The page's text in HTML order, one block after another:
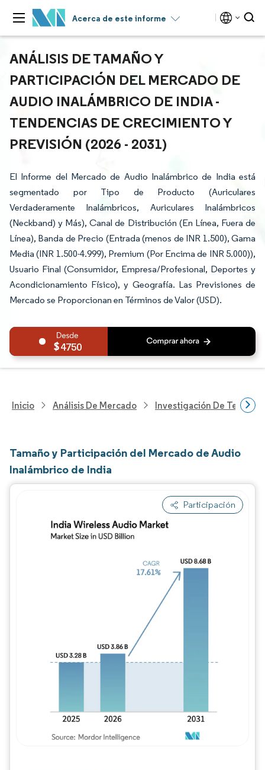
Acerca de este informe
ANÁLISIS DE TAMAÑO Y
PARTICIPACIÓN DEL MERCADO DE
AUDIO INALÁMBRICO DE INDIA -
TENDENCIAS DE CRECIMIENTO Y
PREVISIÓN (2026 - 2031)
El Informe del Mercado de Audio Inalámbrico de India está
segmentado por Tipo de Producto (Auriculares
Verdaderamente Inalámbricos, Auriculares Inalámbricos
(Neckband) y Más), Canal de Distribución (En Línea, Fuera de
Línea), Banda de Precio (Entrada (menos de INR 1.500), Gama
Media (INR 1.500-4.999), Premium (Por Encima de INR 5.000)),
Usuario Final (Consumidor, Empresa/Profesional, Deportes y
Acondicionamiento Físico), y Geografía. Las Previsiones de
Mercado se Proporcionan en Términos de Valor (USD).
4750
Inicio Análisis De Mercado Investigación De
Tamaño y Participación del Mercado de Audio
Inalámbrico de India
Participación
Imagen © Mordor Intelligence. El uso